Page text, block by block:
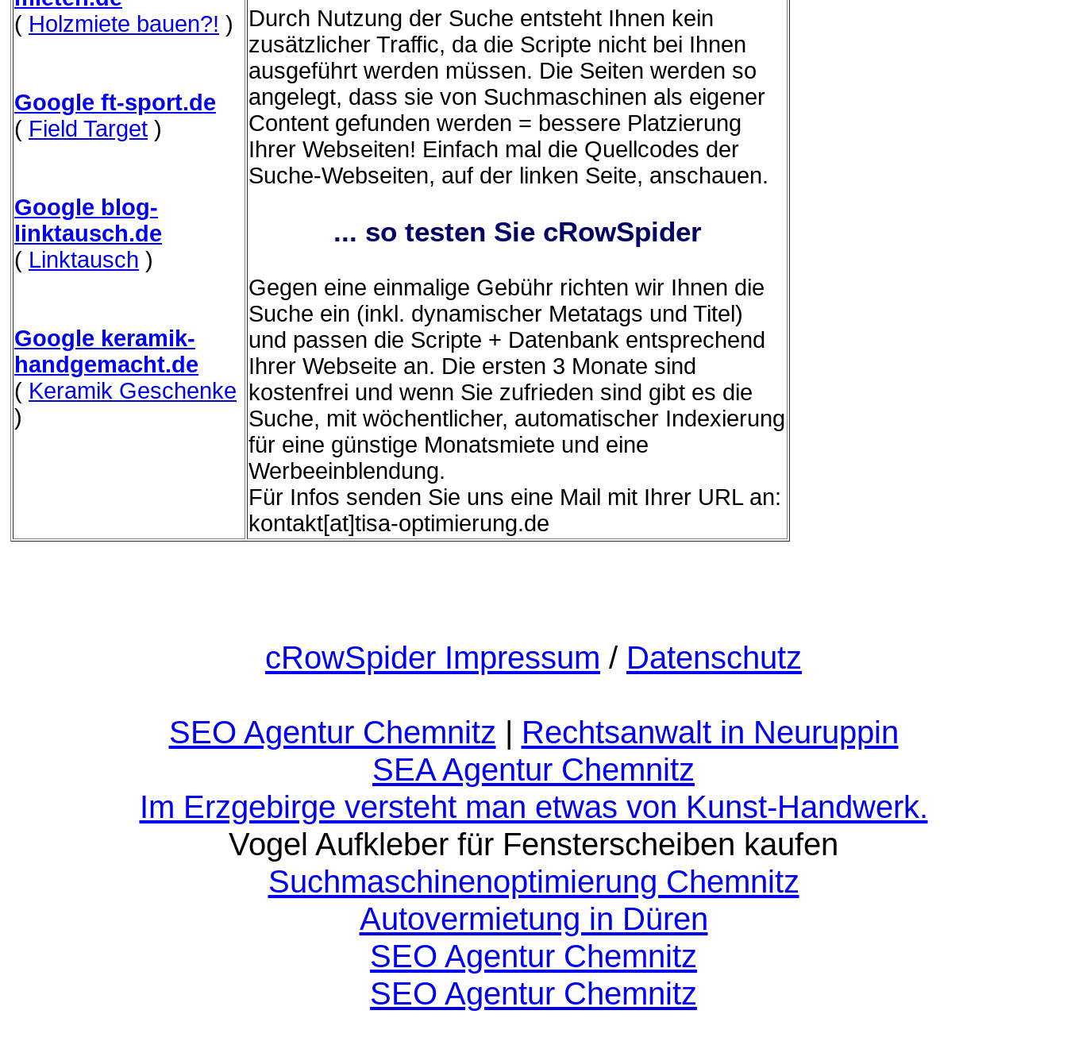
( Holzmiete bauen?! )
Google ft-sport.de
( Field Target )
Google blog-
linktausch.de
( Linktausch )
Google keramik-
handgemacht.de
( Keramik Geschenke
)
Durch Nutzung der Suche entsteht Ihnen kein
zusätzlicher Traffic, da die Scripte nicht bei Ihnen
ausgeführt werden müssen. Die Seiten werden so
angelegt, dass sie von Suchmaschinen als eigener
Content gefunden werden = bessere Platzierung
Ihrer Webseiten! Einfach mal die Quellcodes der
Suche-Webseiten, auf der linken Seite, anschauen.
... so testen Sie cRowSpider
Gegen eine einmalige Gebühr richten wir Ihnen die
Suche ein (inkl. dynamischer Metatags und Titel)
und passen die Scripte + Datenbank entsprechend
Ihrer Webseite an. Die ersten 3 Monate sind
kostenfrei und wenn Sie zufrieden sind gibt es die
Suche, mit wöchentlicher, automatischer Indexierung
für eine günstige Monatsmiete und eine
Werbeeinblendung.
Für Infos senden Sie uns eine Mail mit Ihrer URL an:
kontakt[at]tisa-optimierung.de
cRowSpider Impressum / Datenschutz
SEO Agentur Chemnitz | Rechtsanwalt in Neuruppin
SEA Agentur Chemnitz
Im Erzgebirge versteht man etwas von Kunst-Handwerk.
Vogel Aufkleber für Fensterscheiben kaufen
Suchmaschinenoptimierung Chemnitz
Autovermietung in Düren
SEO Agentur Chemnitz
SEO Agentur Chemnitz